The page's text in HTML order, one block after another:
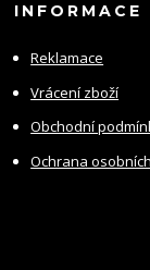
Reklamace
Vrácení zboží
Obchodní
Ochrana